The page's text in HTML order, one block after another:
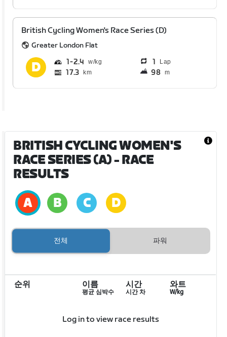
British Cycling Women's Race Series (D)
Greater London Flat
1 2.4 1 Lap
17.3 km 98 m
BRITISH CYCLING WOMEN'S
RACE SERIES (A)- RACE
RESULTS
전체 파워
순위 이름
평균 심박수
시간
시간 차
와트
W/kg
Log in to view race results